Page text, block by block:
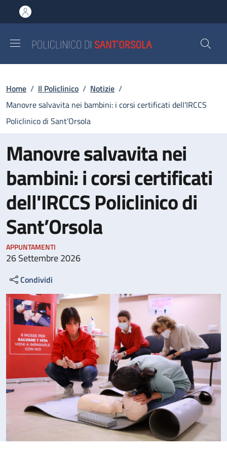
al contenuto principale
to footer content
Briciole di pane
Home / Il Policlinico / Notizie /
Manovre salvavita nei bambini: i corsi certificati dell'IRCCS
Policlinico di Sant’Orsola
Manovre salvavita nei
bambini: i corsi certificati
dell'IRCCS Policlinico di
Sant’Orsola
APPUNTAMENTI
26 Settembre 2026
Condividi